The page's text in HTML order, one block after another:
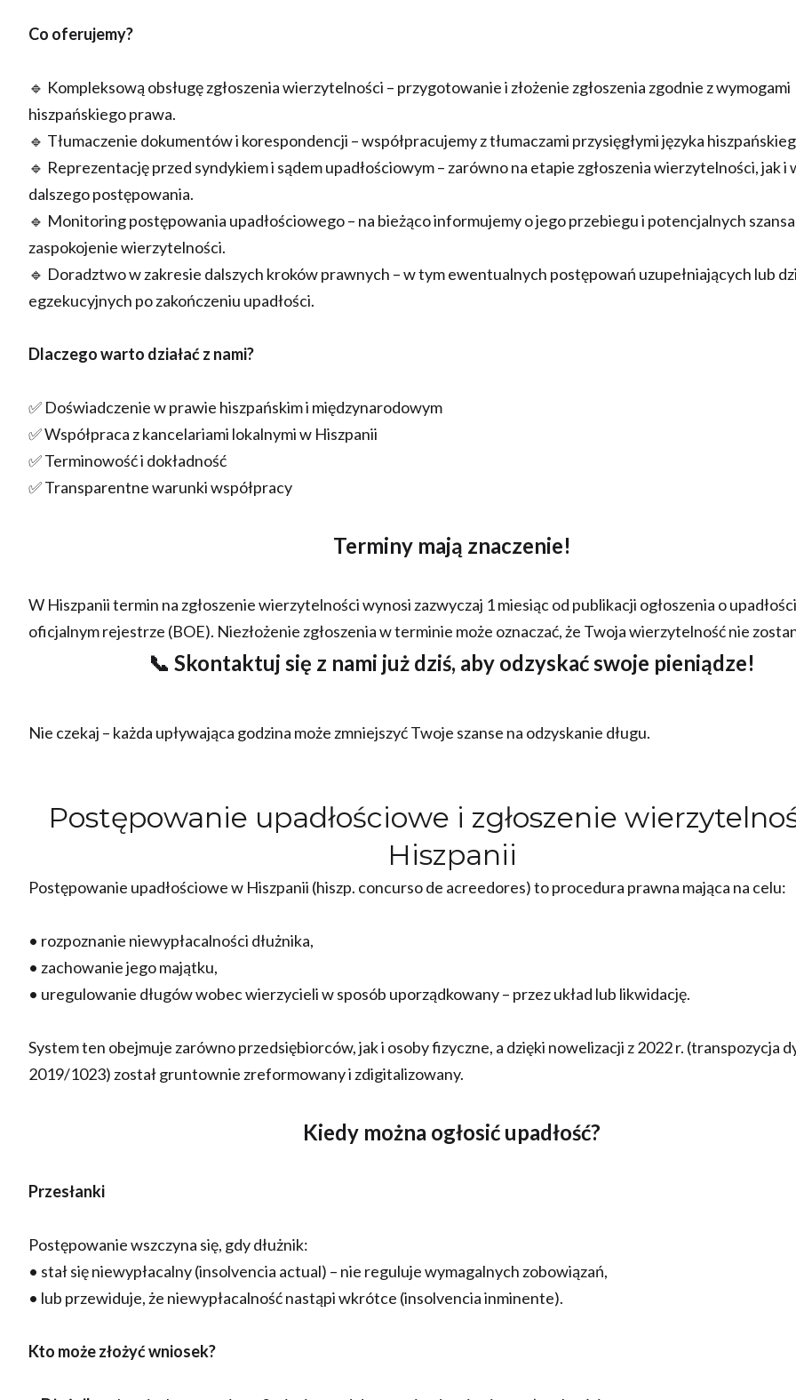
Co oferujemy?
🔹 Kompleksową obsługę zgłoszenia wierzytelności – przygotowanie i złożenie zgłoszenia zgodnie z wymogami
hiszpańskiego prawa.
🔹 Tłumaczenie dokumentów i korespondencji – współpracujemy z tłumaczami przysięgłymi języka
🔹 Reprezentację przed syndykiem i sądem upadłościowym – zarówno na etapie zgłoszenia wierzytelności, jak i
dalszego postępowania.
🔹 Monitoring postępowania upadłościowego – na bieżąco informujemy o jego przebiegu i potencjalnych
zaspokojenie wierzytelności.
🔹 Doradztwo w zakresie dalszych kroków prawnych – w tym ewentualnych postępowań uzupełniających lub
egzekucyjnych po zakończeniu upadłości.
Dlaczego warto działać z nami?
✅ Doświadczenie w prawie hiszpańskim i międzynarodowym
✅ Współpraca z kancelariami lokalnymi w Hiszpanii
✅ Terminowość i dokładność
✅ Transparentne warunki współpracy
Terminy mają znaczenie!
W Hiszpanii termin na zgłoszenie wierzytelności wynosi zazwyczaj 1 miesiąc od publikacji ogłoszenia o
oficjalnym rejestrze (BOE). Niezłożenie zgłoszenia w terminie może oznaczać, że Twoja wierzytelność nie
📞 Skontaktuj się z nami już dziś, aby odzyskać swoje pieniądze!
Nie czekaj – każda upływająca godzina może zmniejszyć Twoje szanse na odzyskanie długu.
Postępowanie upadłościowe i zgłoszenie
Hiszpanii
Postępowanie upadłościowe w Hiszpanii (hiszp. concurso de acreedores) to procedura prawna mająca na celu:
• rozpoznanie niewypłacalności dłużnika,
• zachowanie jego majątku,
• uregulowanie długów wobec wierzycieli w sposób uporządkowany – przez układ lub likwidację.
System ten obejmuje zarówno przedsiębiorców, jak i osoby fizyczne, a dzięki nowelizacji z 2022 r. (transpozycja
2019/1023) został gruntownie zreformowany i zdigitalizowany.
Kiedy można ogłosić upadłość?
Przesłanki
Postępowanie wszczyna się, gdy dłużnik:
• stał się niewypłacalny (insolvencia actual) – nie reguluje wymagalnych zobowiązań,
• lub przewiduje, że niewypłacalność nastąpi wkrótce (insolvencia inminente).
Kto może złożyć wniosek?